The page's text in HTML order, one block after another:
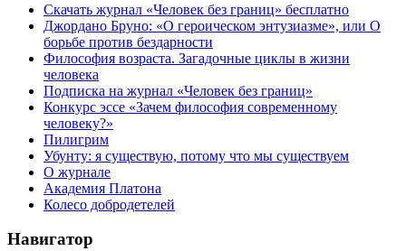
Скачать журнал «Человек без границ» бесплатно
Джордано Бруно: «О героическом энтузиазме», или О
борьбе против бездарности
Философия возраста. Загадочные циклы в жизни
человека
Подписка на журнал «Человек без границ»
Конкурс эссе «Зачем философия современному
человеку?»
Пилигрим
Убунту: я существую, потому что мы существуем
О журнале
Академия Платона
Колесо добродетелей
Навигатор